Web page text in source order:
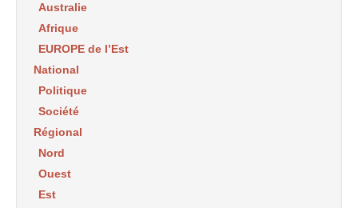
Australie
Afrique
EUROPE de l’Est
National
Politique
Société
Régional
Nord
Ouest
Est